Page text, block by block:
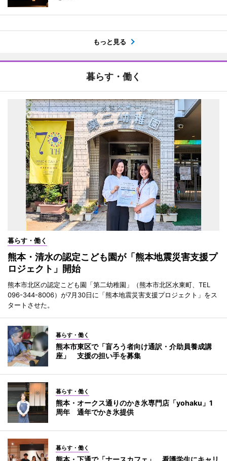
もっと見る
暮らす・働く
暮らす・働く
熊本・清水の認定こども園が「熊本地震災害支援プ
ロジェクト」開始
熊本市北区の認定こども園「第二幼稚園」（熊本市北区水東町、TEL
096-344-8006）が7月30日に「熊本地震災害支援プロジェクト」をス
タートさせた。
暮らす・働く
熊本市東区で「盲ろう者向け通訳・介助員養成講
座」 支援の担い手を募集
暮らす・働く
熊本・オークス通りのかき氷専門店「yohaku」1
周年 通年でかき氷提供
暮らす・働く
熊本・下通で「ナースカフェ」 看護学生にキャリ